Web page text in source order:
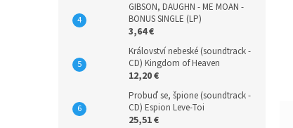
GIBSON, DAUGHN - ME MOAN -
BONUS SINGLE (LP)
3,64 €
Království nebeské (soundtrack -
CD) Kingdom of Heaven
12,20 €
Probuď se, špione (soundtrack -
CD) Espion Leve-Toi
25,51 €